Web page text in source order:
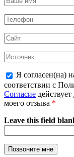
Я согласен(на)
соответствии с
Согласие
моего отзыва *
Leave this field